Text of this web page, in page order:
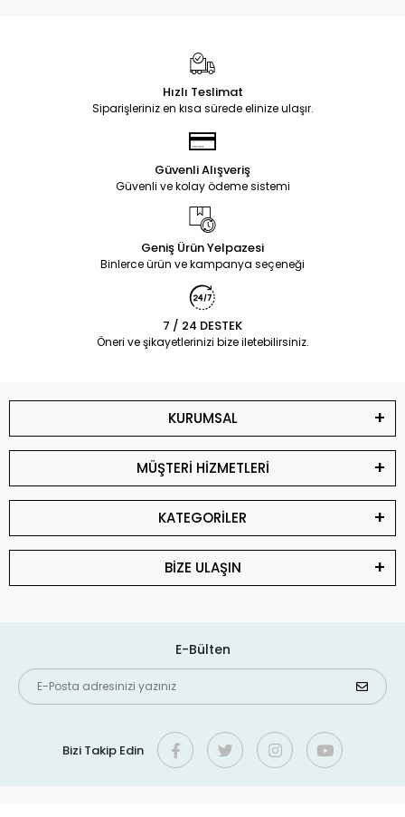
Hızlı Teslimat
Siparişleriniz en kısa sürede elinize ulaşır.
Güvenli Alışveriş
Güvenli ve kolay ödeme sistemi
Geniş Ürün Yelpazesi
Binlerce ürün ve kampanya seçeneği
7 / 24 DESTEK
Öneri ve şikayetlerinizi bize iletebilirsiniz.
KURUMSAL
MÜŞTERİ HİZMETLERİ
KATEGORİLER
BİZE ULAŞIN
E-Bülten
Bizi Takip Edin